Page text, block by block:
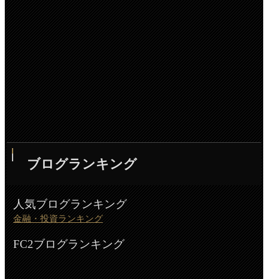
ブログランキング
人気ブログランキング
金融・投資ランキング
FC2ブログランキング